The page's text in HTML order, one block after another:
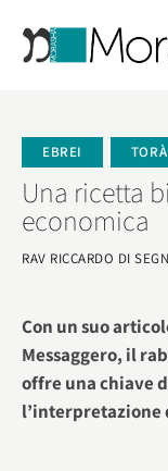
EBREI TORÀ
Una ricetta
economica
RAV RICCARDO DI
Con un suo
Messaggero, il
offre una chiave
l’interpretazione